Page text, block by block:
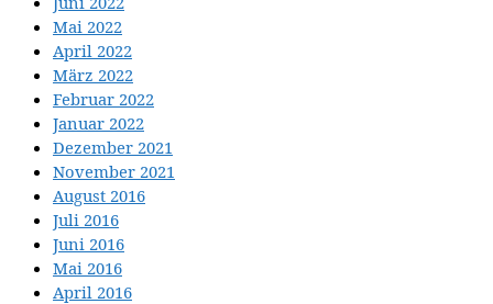
Mai 2022
April 2022
März 2022
Februar 2022
Januar 2022
Dezember 2021
November 2021
August 2016
Juli 2016
Juni 2016
Mai 2016
April 2016